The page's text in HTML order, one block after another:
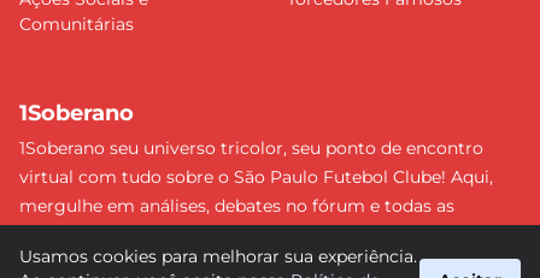
Comunitárias
1Soberano
1Soberano seu universo tricolor, seu ponto de encontro
virtual com tudo sobre o São Paulo Futebol Clube! Aqui,
mergulhe em análises, debates no fórum e todas as
detalhe e faça parte dessa comunidade apaixonada pelo
Usamos cookies para melhorar sua experiência.